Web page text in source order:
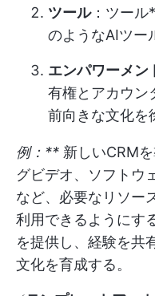
ツール：ツール
のようなAIツー
エンパワーメン
有権とアカウン
前向きな文化を
例：** 新しいCRM
グビデオ、ソフトウ
など、必要なリソー
利用できるようにす
を提供し、経験を共
文化を育成する。